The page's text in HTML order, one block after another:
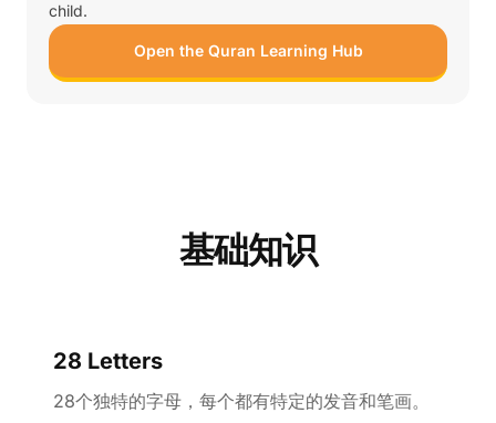
child.
Open the Quran Learning Hub
基础知识
28 Letters
28个独特的字母，每个都有特定的发音和笔画。